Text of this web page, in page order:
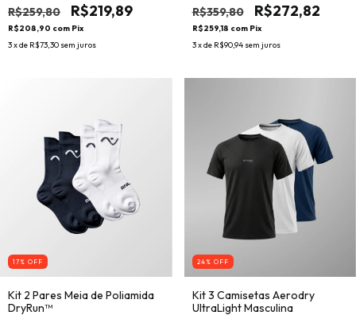
R$259,80
R$219,89
R$208,90 com Pix
3x de R$73,30 sem juros
R$359,80
R$272,82
R$259,18 com Pix
3x de R$90,94 sem juros
17 % OFF
Kit 2 Pares Meia de Poliamida
DryRun™
24 % OFF
Kit 3 Camisetas Aerodry
UltraLight Masculina